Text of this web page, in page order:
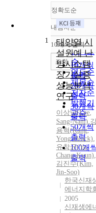
정확도순
정확도
순
인기도
순
연도순
제목순
저자순
발행기
관순
내림차순
내림차
10개씩 출력
10개씩
출력
20개씩
출력
30개씩
출력
50개씩
출력
100개
출력
조회
1
태양열 시
설원예 난
방시스템
장기실증
성능분석
연구
이상남(Lee,
Sang-Nam),
용혁(Kang,
Yong-Heack),
유창균(Yu,
Chang-Kyun),
김진수(Kim,
Jin-Soo)
한국신재
에너지학
2005
신재생에